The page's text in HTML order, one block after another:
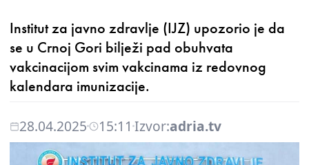
Institut za javno zdravlje (IJZ) upozorio je da
se u Crnoj Gori bilježi pad obuhvata
vakcinacijom svim vakcinama iz redovnog
kalendara imunizacije.
28.04.2025 15:11 Izvor:adria.tv